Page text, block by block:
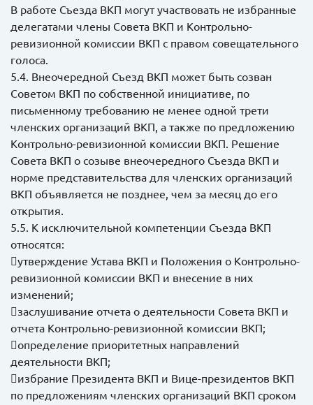
В работе Съезда ВКП могут участвовать не избранные
делегатами члены Совета ВКП и Контрольно-
ревизионной комиссии ВКП с правом совещательного
голоса.
5.4. Внеочередной Съезд ВКП может быть созван
Советом ВКП по собственной инициативе, по
письменному требованию не менее одной трети
членских организаций ВКП, а также по предложению
Контрольно-ревизионной комиссии ВКП. Решение
Совета ВКП о созыве внеочередного Съезда ВКП и
норме представительства для членских организаций
ВКП объявляется не позднее, чем за месяц до его
открытия.
5.5. К исключительной компетенции Съезда ВКП
относятся:
утверждение Устава ВКП и Положения о Контрольно-
ревизионной комиссии ВКП и внесение в них
изменений;
заслушивание отчета о деятельности Совета ВКП и
отчета Контрольно-ревизионной комиссии ВКП;
определение приоритетных направлений
деятельности ВКП;
избрание Президента ВКП и Вице-президентов ВКП
по предложениям членских организаций ВКП сроком